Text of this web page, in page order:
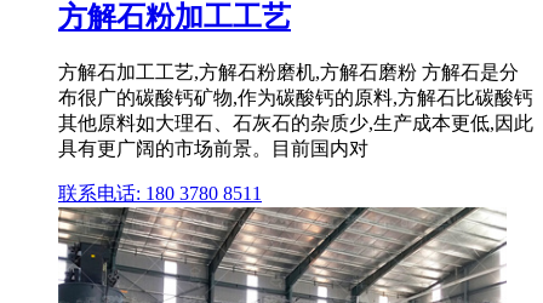
方解石粉加工工艺
方解石加工工艺,方解石粉磨机,方解石磨粉 方解石是分
布很广的碳酸钙矿物,作为碳酸钙的原料,方解石比碳酸钙
其他原料如大理石、石灰石的杂质少,生产成本更低,因此
具有更广阔的市场前景。目前国内对
联系电话: 180 3780 8511